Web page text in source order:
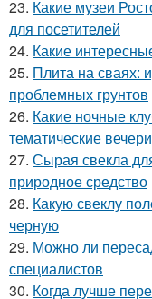
23. Какие музеи
для посетителей
24. Какие
25. Плита на сваях:
проблемных грунтов
26. Какие ночные
тематические
27. Сырая свекла
природное средство
28. Какую свеклу
черную
29. Можно ли
специалистов
30. Когда лучше